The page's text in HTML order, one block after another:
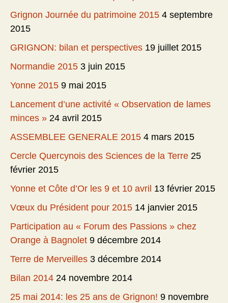
Grignon Journée du patrimoine 2015 4 septembre
2015
GRIGNON: bilan et perspectives 19 juillet 2015
Normandie 2015 3 juin 2015
Yonne 2015 9 mai 2015
Lancement d’une activité « Observation de lames
minces » 24 avril 2015
ASSEMBLEE GENERALE 2015 4 mars 2015
Cercle Quercynois des Sciences de la Terre 25
février 2015
Yonne et Côte d’Or les 9 et 10 avril 13 février 2015
Vœux du Président pour 2015 14 janvier 2015
Participation au « Forum des Passions » chez
Orange à Bagnolet 9 décembre 2014
Terre de Merveilles 3 décembre 2014
Bilan 2014 24 novembre 2014
25 mai 2014: les 25 ans de Grignon! 9 novembre